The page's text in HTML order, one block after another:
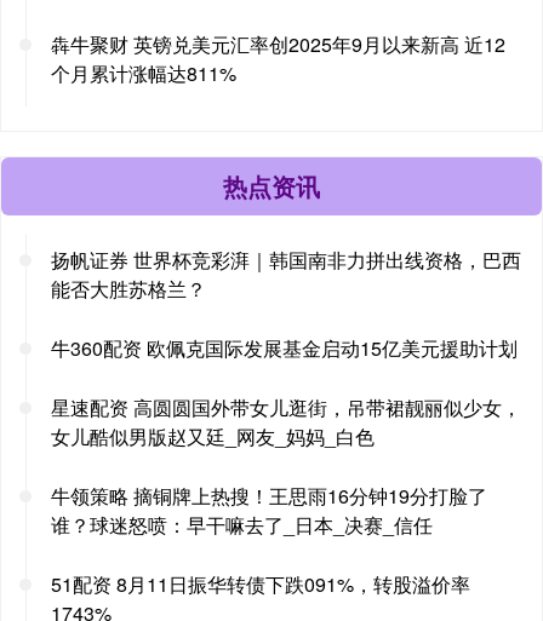
犇牛聚财 英镑兑美元汇率创2025年9月以来新高 近12
个月累计涨幅达811%
热点资讯
扬帆证券 世界杯竞彩湃｜韩国南非力拼出线资格，巴西
能否大胜苏格兰？
牛360配资 欧佩克国际发展基金启动15亿美元援助计划
星速配资 高圆圆国外带女儿逛街，吊带裙靓丽似少女，
女儿酷似男版赵又廷_网友_妈妈_白色
牛领策略 摘铜牌上热搜！王思雨16分钟19分打脸了
谁？球迷怒喷：早干嘛去了_日本_决赛_信任
51配资 8月11日振华转债下跌091%，转股溢价率
1743%